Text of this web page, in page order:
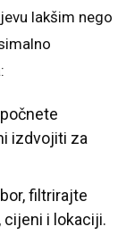
lakšim nego
izdvojiti za
filtrirajte
cijeni i lokaciji.